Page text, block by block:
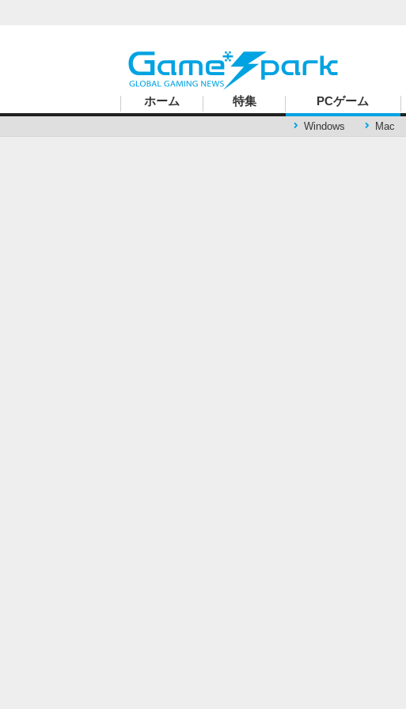
ホーム 特集 PCゲーム
Windows Mac